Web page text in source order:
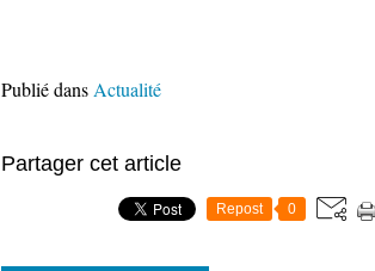
Publié dans Actualité
Partager cet article
Repost 0